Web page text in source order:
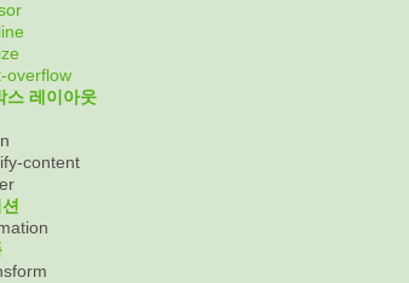
overflow
스 레이아웃
content